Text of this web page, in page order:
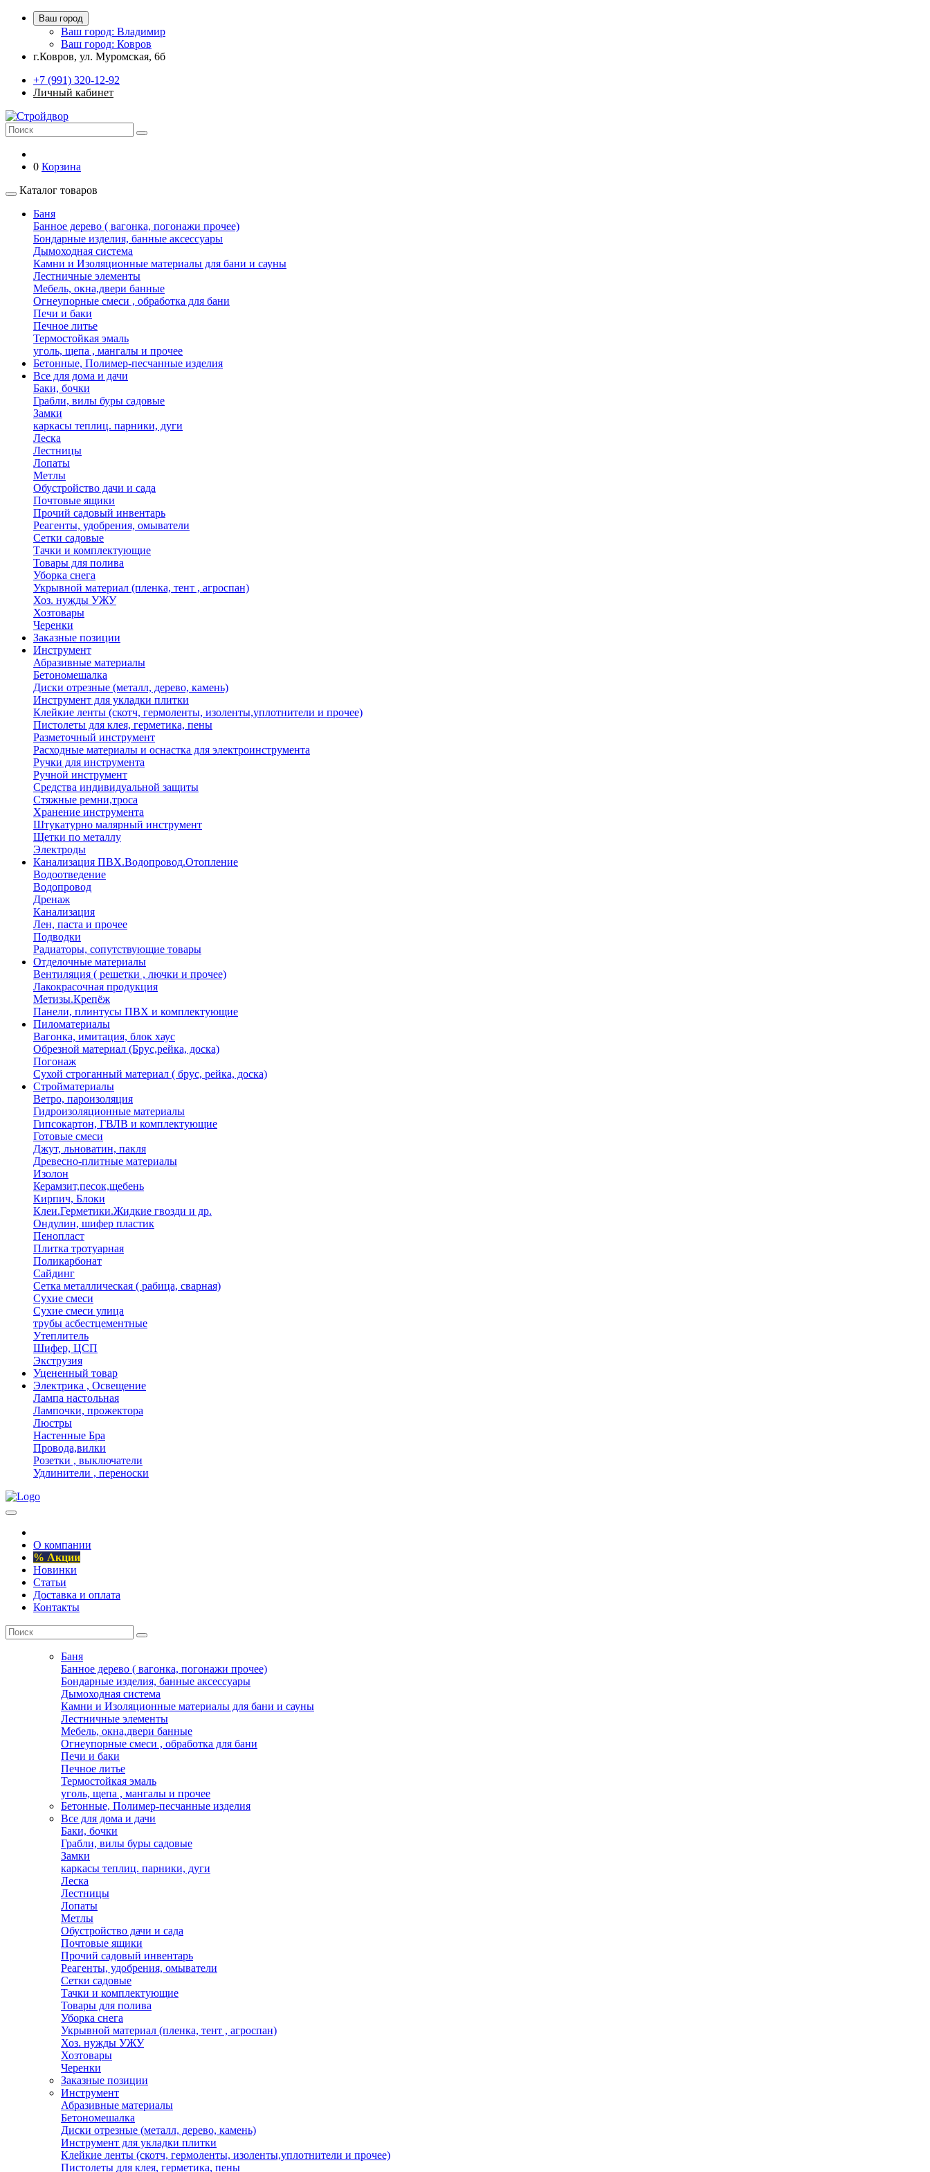
Ваш город
Ваш город: Владимир
Ваш город: Ковров
г.Ковров, ул. Муромская, 6б
+7 (991) 320-12-92
Личный кабинет
0 Корзина
Каталог товаров
Баня
Банное дерево ( вагонка, погонажи прочее)
Бондарные изделия, банные аксессуары
Дымоходная система
Камни и Изоляционные материалы для бани и сауны
Лестничные элементы
Мебель, окна,двери банные
Огнеупорные смеси , обработка для бани
Печи и баки
Печное литье
Термостойкая эмаль
уголь, щепа , мангалы и прочее
Бетонные, Полимер-песчанные изделия
Все для дома и дачи
Баки, бочки
Грабли, вилы буры садовые
Замки
каркасы теплиц. парники, дуги
Леска
Лестницы
Лопаты
Метлы
Обустройство дачи и сада
Почтовые ящики
Прочий садовый инвентарь
Реагенты, удобрения, омыватели
Сетки садовые
Тачки и комплектующие
Товары для полива
Уборка снега
Укрывной материал (пленка, тент , агроспан)
Хоз. нужды УЖУ
Хозтовары
Черенки
Заказные позиции
Инструмент
Абразивные материалы
Бетономешалка
Диски отрезные (металл, дерево, камень)
Инструмент для укладки плитки
Клейкие ленты (скотч, гермоленты, изоленты,уплотнители и прочее)
Пистолеты для клея, герметика, пены
Разметочный инструмент
Расходные материалы и оснастка для электроинструмента
Ручки для инструмента
Ручной инструмент
Средства индивидуальной защиты
Стяжные ремни,троса
Хранение инструмента
Штукатурно малярный инструмент
Щетки по металлу
Электроды
Канализация ПВХ.Водопровод.Отопление
Водоотведение
Водопровод
Дренаж
Канализация
Лен, паста и прочее
Подводки
Радиаторы, сопутствующие товары
Отделочные материалы
Вентиляция ( решетки , лючки и прочее)
Лакокрасочная продукция
Метизы.Крепёж
Панели, плинтусы ПВХ и комплектующие
Пиломатериалы
Вагонка, имитация, блок хаус
Обрезной материал (Брус,рейка, доска)
Погонаж
Сухой строганный материал ( брус, рейка, доска)
Стройматериалы
Ветро, пароизоляция
Гидроизоляционные материалы
Гипсокартон, ГВЛВ и комплектующие
Готовые смеси
Джут, льноватин, пакля
Древесно-плитные материалы
Изолон
Керамзит,песок,щебень
Кирпич, Блоки
Клеи.Герметики.Жидкие гвозди и др.
Ондулин, шифер пластик
Пенопласт
Плитка тротуарная
Поликарбонат
Сайдинг
Сетка металлическая ( рабица, сварная)
Сухие смеси
Сухие смеси улица
трубы асбестцементные
Утеплитель
Шифер, ЦСП
Экструзия
Уцененный товар
Электрика , Освещение
Лампа настольная
Лампочки, прожектора
Люстры
Настенные Бра
Провода,вилки
Розетки , выключатели
Удлинители , переноски
О компании
% Акции
Новинки
Статьи
Доставка и оплата
Контакты
Баня
Банное дерево ( вагонка, погонажи прочее)
Бондарные изделия, банные аксессуары
Дымоходная система
Камни и Изоляционные материалы для бани и сауны
Лестничные элементы
Мебель, окна,двери банные
Огнеупорные смеси , обработка для бани
Печи и баки
Печное литье
Термостойкая эмаль
уголь, щепа , мангалы и прочее
Бетонные, Полимер-песчанные изделия
Все для дома и дачи
Баки, бочки
Грабли, вилы буры садовые
Замки
каркасы теплиц. парники, дуги
Леска
Лестницы
Лопаты
Метлы
Обустройство дачи и сада
Почтовые ящики
Прочий садовый инвентарь
Реагенты, удобрения, омыватели
Сетки садовые
Тачки и комплектующие
Товары для полива
Уборка снега
Укрывной материал (пленка, тент , агроспан)
Хоз. нужды УЖУ
Хозтовары
Черенки
Заказные позиции
Инструмент
Абразивные материалы
Бетономешалка
Диски отрезные (металл, дерево, камень)
Инструмент для укладки плитки
Клейкие ленты (скотч, гермоленты, изоленты,уплотнители и прочее)
Пистолеты для клея, герметика, пены